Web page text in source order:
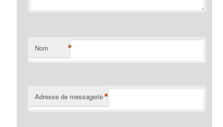
Nom *
Adresse de messagerie*